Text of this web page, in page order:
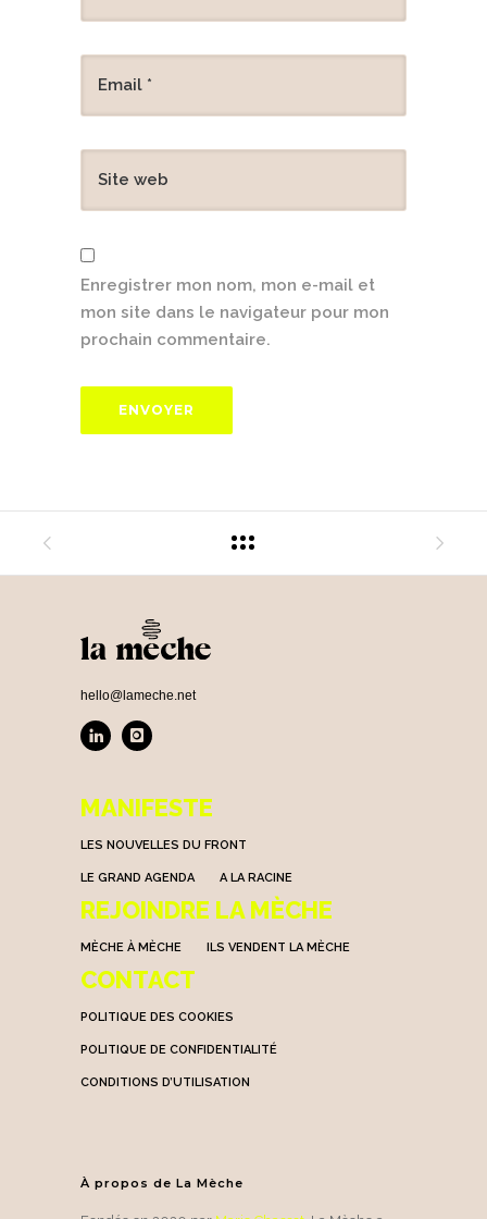
Enregistrer mon nom, mon e-mail et
mon site dans le navigateur pour mon
prochain commentaire.
hello@lameche.net
MANIFESTE
LES NOUVELLES DU FRONT
LE GRAND AGENDA A LA RACINE
REJOINDRE LA MÈCHE
MÈCHE À MÈCHE ILS VENDENT LA MÈCHE
CONTACT
POLITIQUE DES COOKIES
POLITIQUE DE CONFIDENTIALITÉ
CONDITIONS D’UTILISATION
À propos de La Mèche